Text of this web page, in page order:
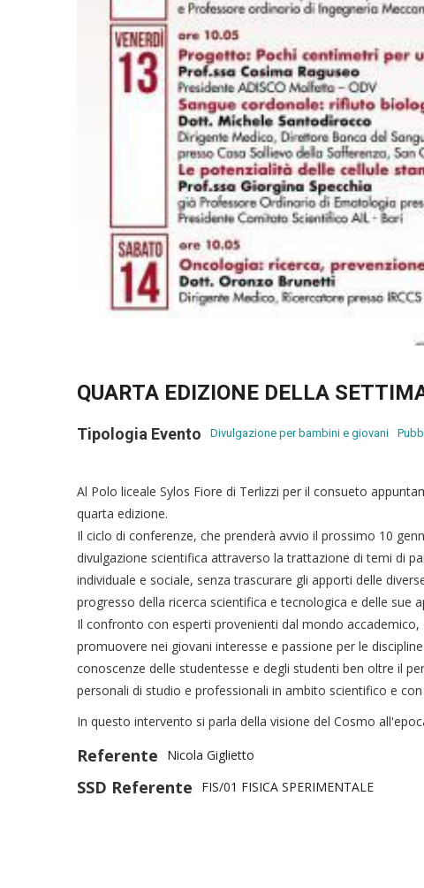
QUARTA EDIZIONE DELLA
Tipologia Evento Divulgazione per bambini e giovani
Al Polo liceale Sylos Fiore di Terlizzi per il consueto
quarta edizione.
Il ciclo di conferenze, che prenderà avvio il prossimo 10
divulgazione scientifica attraverso la trattazione di temi di
individuale e sociale, senza trascurare gli apporti delle
progresso della ricerca scientifica e tecnologica e delle sue
Il confronto con esperti provenienti dal mondo
promuovere nei giovani interesse e passione per le
conoscenze delle studentesse e degli studenti ben oltre il
personali di studio e professionali in ambito scientifico e
In questo intervento si parla della visione del Cosmo
Referente Nicola Giglietto
SSD Referente FIS/01 FISICA SPERIMENTALE